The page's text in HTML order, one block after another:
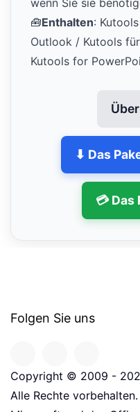
wenn Sie sie
🧰Enthalten:
Outlook / Kutools
Kutools for
⬇ Das
💳 Das
Folgen Sie uns
Copyright © 2009 -
Alle Rechte